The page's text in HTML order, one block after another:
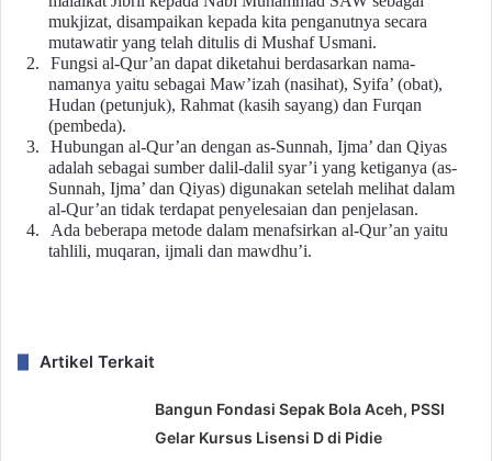
mukjizat, disampaikan kepada kita penganutnya secara
mutawatir yang telah ditulis di Mushaf Usmani.
2.
Fungsi al-Qur’an dapat diketahui berdasarkan nama-
namanya yaitu sebagai Maw’izah (nasihat), Syifa’ (obat),
Hudan (petunjuk), Rahmat (kasih sayang) dan Furqan
(pembeda).
3.
Hubungan al-Qur’an dengan as-Sunnah, Ijma’ dan Qiyas
adalah sebagai sumber dalil-dalil syar’i yang ketiganya (as-
Sunnah, Ijma’ dan Qiyas) digunakan setelah melihat dalam
al-Qur’an tidak terdapat penyelesaian dan penjelasan.
4.
Ada beberapa metode dalam menafsirkan al-Qur’an yaitu
tahlili, muqaran, ijmali dan mawdhu’i.
Artikel Terkait
Bangun Fondasi Sepak Bola Aceh, PSSI
Gelar Kursus Lisensi D di Pidie